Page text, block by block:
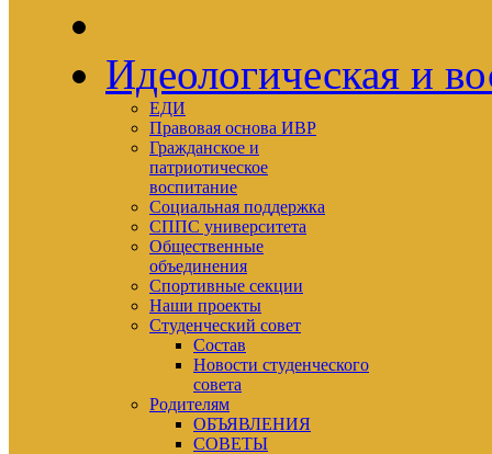
Идеологическая и
ЕДИ
Правовая основа ИВР
Гражданское и
патриотическое
воспитание
Социальная поддержка
СППС университета
Общественные
объединения
Спортивные секции
Наши проекты
Студенческий совет
Состав
Новости студенческого
совета
Родителям
ОБЪЯВЛЕНИЯ
СОВЕТЫ